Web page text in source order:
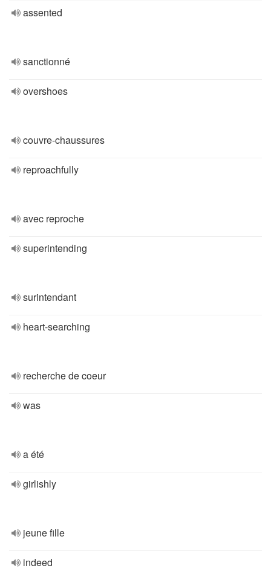
assented
sanctionné
overshoes
couvre-chaussures
reproachfully
avec reproche
superintending
surintendant
heart-searching
recherche de coeur
was
a été
girlishly
jeune fille
indeed